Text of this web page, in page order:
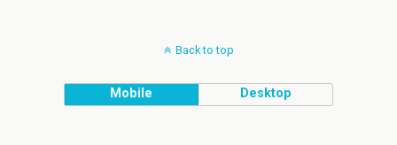
Back to top
Mobile Desktop